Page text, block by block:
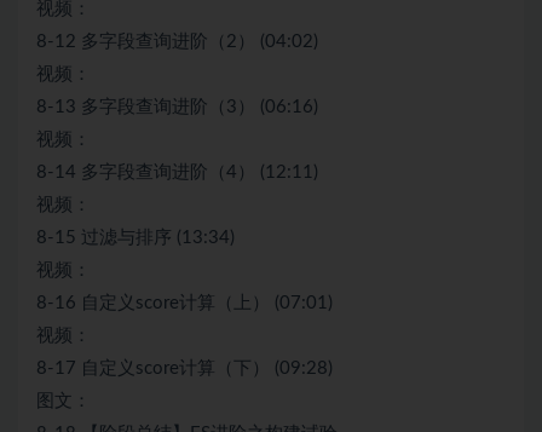
视频：
8-12 多字段查询进阶（2） (04:02)
视频：
8-13 多字段查询进阶（3） (06:16)
视频：
8-14 多字段查询进阶（4） (12:11)
视频：
8-15 过滤与排序 (13:34)
视频：
8-16 自定义score计算（上） (07:01)
视频：
8-17 自定义score计算（下） (09:28)
图文：